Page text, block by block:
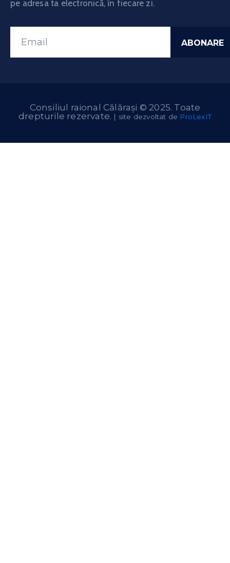
pe adresa ta electronică, în fiecare zi.
Consiliul raional Călărași © 2025. Toate
drepturile rezervate. | site dezvoltat de ProLexIT